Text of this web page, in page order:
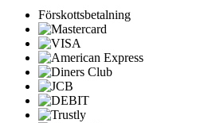
Förskottsbetalning